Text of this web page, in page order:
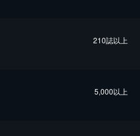
210誌以上
5,000以上